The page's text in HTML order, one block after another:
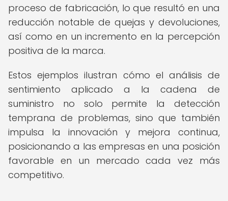
proceso de fabricación, lo que resultó en una
reducción notable de quejas y devoluciones,
así como en un incremento en la percepción
positiva de la marca.
Estos ejemplos ilustran cómo el análisis de
sentimiento aplicado a la cadena de
suministro no solo permite la detección
temprana de problemas, sino que también
impulsa la innovación y mejora continua,
posicionando a las empresas en una posición
favorable en un mercado cada vez más
competitivo.